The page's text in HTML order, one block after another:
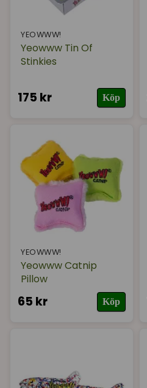
YEOWWW!
Yeowww Tin Of
Stinkies
175 kr Köp
YEOWWW!
Yeowww Catnip
Pillow
65 kr Köp